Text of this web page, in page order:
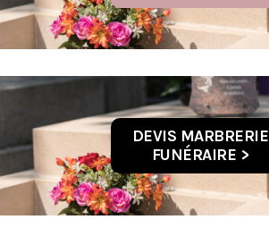
DEVIS MARBRERIE
FUNÉRAIRE >